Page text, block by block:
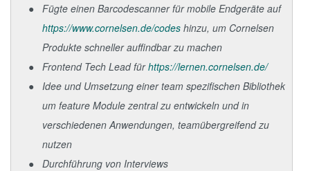
Fügte einen Barcodescanner für mobile Endgeräte auf
https://www.cornelsen.de/codes hinzu, um Cornelsen
Produkte schneller auffindbar zu machen
Frontend Tech Lead fürhttps://lernen.cornelsen.de/
Idee und Umsetzung einer team spezifischen Bibliothek
um feature Module zentral zu entwickeln und in
verschiedenen Anwendungen, teamübergreifend zu
nutzen
Durchführung von Interviews